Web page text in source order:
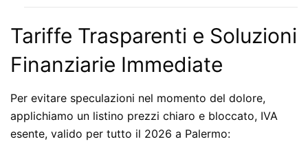
Tariffe Trasparenti e Soluzioni
Finanziarie Immediate
Per evitare speculazioni nel momento del dolore,
applichiamo un listino prezzi chiaro e bloccato, IVA
esente, valido per tutto il 2026 a Palermo: